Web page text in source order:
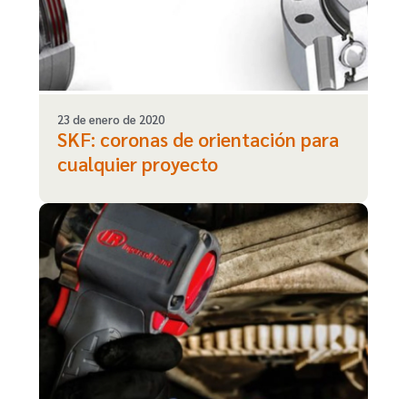
23 de enero de 2020
SKF: coronas de orientación para
cualquier proyecto